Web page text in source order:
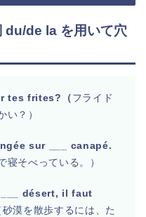
du/de la を用いて穴
tes frites?（ フライド
い？）
sur ___ canapé.
寝そべっている。）
désert, il faut
砂漠を散歩するには、た